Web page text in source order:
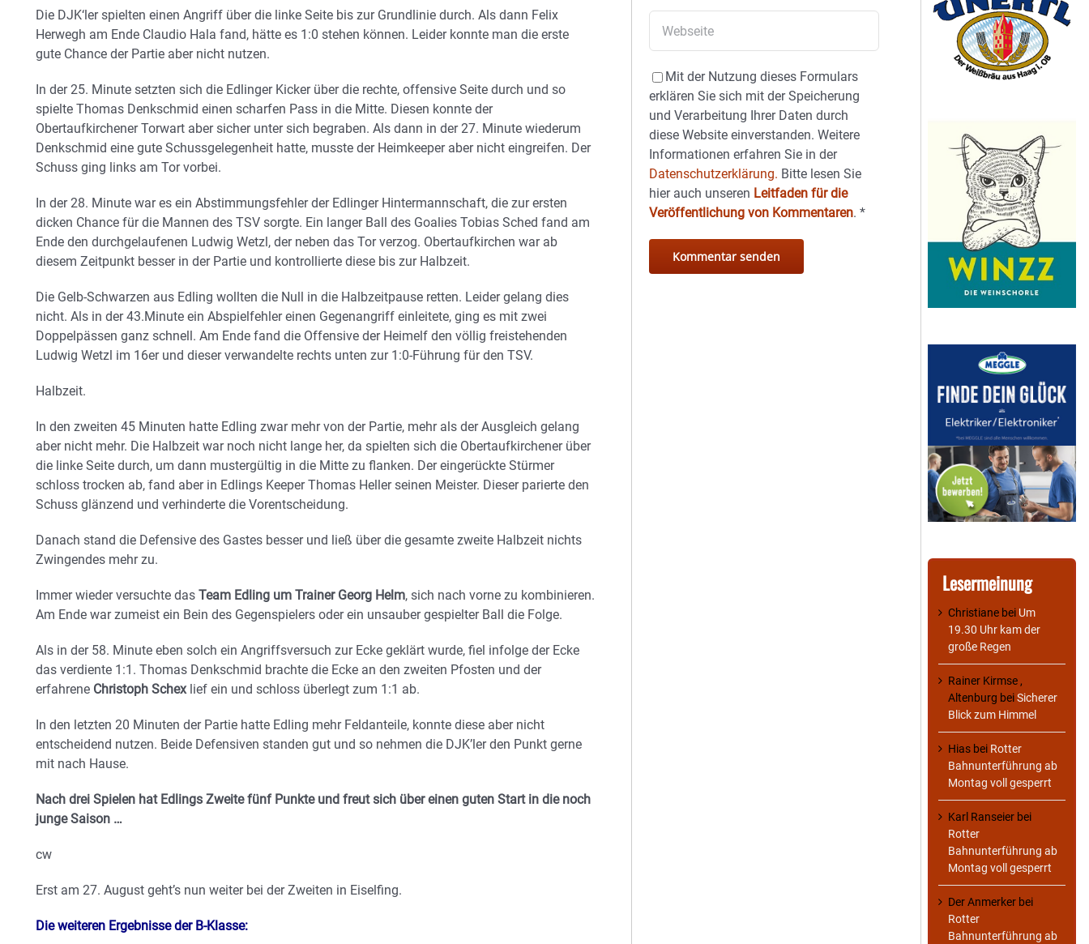
Die DJK‘ler spielten einen Angriff über die linke Seite bis zur Grundlinie durch. Als dann Felix
Herwegh am Ende Claudio Hala fand, hätte es 1:0 stehen können. Leider konnte man die erste
gute Chance der Partie aber nicht nutzen.
In der 25. Minute setzten sich die Edlinger Kicker über die rechte, offensive Seite durch und so
spielte Thomas Denkschmid einen scharfen Pass in die Mitte. Diesen konnte der
Obertaufkirchener Torwart aber sicher unter sich begraben. Als dann in der 27. Minute wiederum
Denkschmid eine gute Schussgelegenheit hatte, musste der Heimkeeper aber nicht eingreifen. Der
Schuss ging links am Tor vorbei.
In der 28. Minute war es ein Abstimmungsfehler der Edlinger Hintermannschaft, die zur ersten
dicken Chance für die Mannen des TSV sorgte. Ein langer Ball des Goalies Tobias Sched fand am
Ende den durchgelaufenen Ludwig Wetzl, der neben das Tor verzog. Obertaufkirchen war ab
diesem Zeitpunkt besser in der Partie und kontrollierte diese bis zur Halbzeit.
Die Gelb-Schwarzen aus Edling wollten die Null in die Halbzeitpause retten. Leider gelang dies
nicht. Als in der 43.Minute ein Abspielfehler einen Gegenangriff einleitete, ging es mit zwei
Doppelpässen ganz schnell. Am Ende fand die Offensive der Heimelf den völlig freistehenden
Ludwig Wetzl im 16er und dieser verwandelte rechts unten zur 1:0-Führung für den TSV.
Halbzeit.
In den zweiten 45 Minuten hatte Edling zwar mehr von der Partie, mehr als der Ausgleich gelang
aber nicht mehr. Die Halbzeit war noch nicht lange her, da spielten sich die Obertaufkirchener über
die linke Seite durch, um dann mustergültig in die Mitte zu flanken. Der eingerückte Stürmer
schloss trocken ab, fand aber in Edlings Keeper Thomas Heller seinen Meister. Dieser parierte den
Schuss glänzend und verhinderte die Vorentscheidung.
Danach stand die Defensive des Gastes besser und ließ über die gesamte zweite Halbzeit nichts
Zwingendes mehr zu.
Immer wieder versuchte das Team Edling um Trainer Georg Helm, sich nach vorne zu kombinieren.
Am Ende war zumeist ein Bein des Gegenspielers oder ein unsauber gespielter Ball die Folge.
Als in der 58. Minute eben solch ein Angriffsversuch zur Ecke geklärt wurde, fiel infolge der Ecke
das verdiente 1:1. Thomas Denkschmid brachte die Ecke an den zweiten Pfosten und der
erfahrene Christoph Schexlief ein und schloss überlegt zum 1:1 ab.
In den letzten 20 Minuten der Partie hatte Edling mehr Feldanteile, konnte diese aber nicht
entscheidend nutzen. Beide Defensiven standen gut und so nehmen die DJK’ler den Punkt gerne
mit nach Hause.
Nach drei Spielen hat Edlings Zweite fünf Punkte und freut sich über einen guten Start in die noch
junge Saison …
cw
Erst am 27. August geht’s nun weiter bei der Zweiten in Eiselfing.
Die weiteren Ergebnisse der B-Klasse:
Mit der Nutzung dieses Formulars
erklären Sie sich mit der Speicherung
und Verarbeitung Ihrer Daten durch
diese Website einverstanden. Weitere
Informationen erfahren Sie in der
Datenschutzerklärung. Bitte lesen Sie
hier auch unseren Leitfaden für die
Veröffentlichung von Kommentaren.*
Lesermeinung
Christiane bei Um
19.30 Uhr kam der
große Regen
Rainer Kirmse ,
Altenburg beiSicherer
Blick zum Himmel
Hias bei Rotter
Bahnunterführung ab
Montag voll gesperrt
Karl Ranseier bei
Rotter
Bahnunterführung ab
Montag voll gesperrt
Der Anmerker bei
Rotter
Bahnunterführung ab